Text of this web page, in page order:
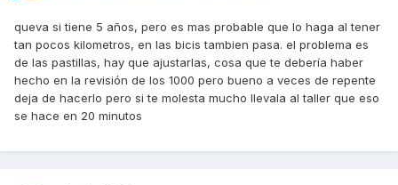
queva si tiene 5 años, pero es mas probable que lo haga al tener
tan pocos kilometros, en las bicis tambien pasa. el problema es
de las pastillas, hay que ajustarlas, cosa que te debería haber
hecho en la revisión de los 1000 pero bueno a veces de repente
deja de hacerlo pero si te molesta mucho llevala al taller que eso
se hace en 20 minutos